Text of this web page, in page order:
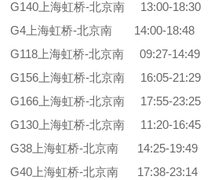
G140上海虹桥-北京南 13:00-
G4上海虹桥-北京南 14:00-18:48
G118上海虹桥-北京南 09:27-
G156上海虹桥-北京南 16:05-
G166上海虹桥-北京南 17:55-
G130上海虹桥-北京南 11:20-
G38上海虹桥-北京南 14:25-19:49
G40上海虹桥-北京南 17:38-23:14